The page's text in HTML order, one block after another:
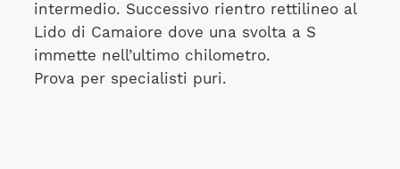
intermedio. Successivo rientro rettilineo al
Lido di Camaiore dove una svolta a S
immette nell’ultimo chilometro.
Prova per specialisti puri.